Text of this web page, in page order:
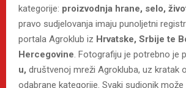
kategorije: proizvodnja hrane, selo,
pravo sudjelovanja imaju punoljetni
portala Agroklub iz Hrvatske, Srbije te
Hercegovine. Fotografiju je potrebno je
u, društvenoj mreži Agrokluba, uz kratak
odabrane kategorije. Svaki sudionik